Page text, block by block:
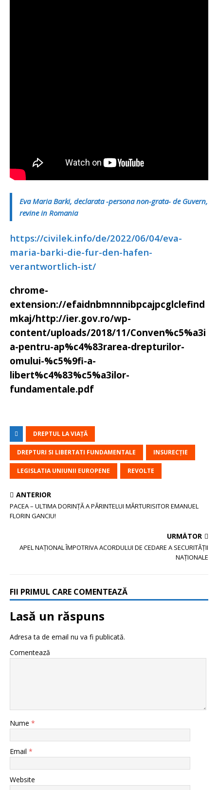
Eva Maria Barki, declarata -persona non-grata- de Guvern,
revine in Romania
https://civilek.info/de/2022/06/04/eva-
maria-barki-die-fur-den-hafen-
verantwortlich-ist/
chrome-
extension://efaidnbmnnnibpcajpcglclefind
mkaj/http://ier.gov.ro/wp-
content/uploads/2018/11/Conven%c5%a3i
a-pentru-ap%c4%83rarea-drepturilor-
omului-%c5%9fi-a-
libert%c4%83%c5%a3ilor-
fundamentale.pdf
DREPTUL LA VIAȚĂ
DREPTURI SI LIBERTATI FUNDAMENTALE INSURECȚIE
LEGISLATIA UNIUNII EUROPENE REVOLTE
ANTERIOR
PACEA – ULTIMA DORINȚĂ A PĂRINTELUI MĂRTURISITOR EMANUEL
FLORIN GANCIU!
URMĂTOR
APEL NAȚIONAL ÎMPOTRIVA ACORDULUI DE CEDARE A SECURITĂȚII
NAȚIONALE
FII PRIMUL CARE COMENTEAZĂ
Lasă un răspuns
Adresa ta de email nu va fi publicată.
Comentează
Nume *
Email *
Website